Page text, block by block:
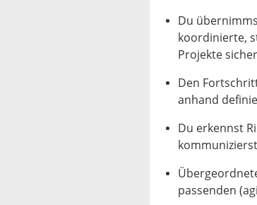
Du
koordinierte,
Projekte sicher
Den
anhand
Du erkennst
passenden